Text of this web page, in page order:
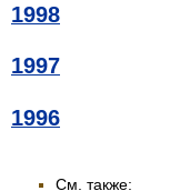
1998
1997
1996
См. также: